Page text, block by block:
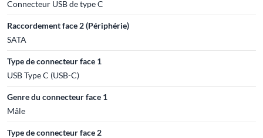
Connecteur USB de type C
Raccordement face 2 (Périphérie)
SATA
Type de connecteur face 1
USB Type C (USB-C)
Genre du connecteur face 1
Mâle
Type de connecteur face 2